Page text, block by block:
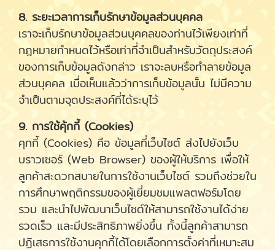
8. ระยะเวลาการเก็บรักษาข้อมูลส่วนบุคคล
เราจะเก็บรักษาข้อมูลส่วนบุคคลของท่านไว้เพียงเท่าที่
กฎหมายกำหนดไว้หรือเท่าที่จำเป็นสำหรับวัตถุประสงค์
ของการเก็บข้อมูลดังกล่าว เราจะลบหรือทำลายข้อมูล
ส่วนบุคคล เมื่อเห็นแล้วว่าการเก็บข้อมูลนั้น ไม่มีความ
จำเป็นตามจุดประสงค์ที่ได้ระบุไว้
9. การใช้คุ้กกี้ (Cookies)
คุกกี้ (Cookies) คือ ข้อมูลที่เว็บไซต์ ส่งไปยังเว็บ
บราวเซอร์ (Web Browser) ของผู้ให้บริการ เพื่อให้
ลูกค้าสะดวกสบายในการใช้งานเว็บไซต์ รวมถึงช่วยใน
การศึกษาพฤติกรรมของผู้เยี่ยมชมแพลตฟอร์มโดย
รวม และนำไปพัฒนาเว็บไซต์ให้สามารถใช้งานได้ง่าย
รวดเร็ว และมีประสิทธิภาพยิ่งขึ้น ทั้งนี้ลูกค้าสามารถ
ปฏิเสธการใช้งานคุกกี้ได้โดยเลือกการตั้งค่าที่เหมาะสม